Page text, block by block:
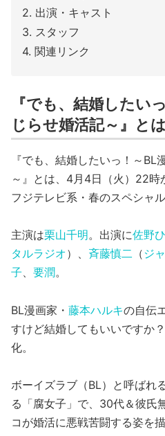
出演・キャスト
スタッフ
関連リンク
『でも、結婚したい
じらせ婚活記～』とは
『でも、結婚したいっ！～BL
～』とは、4月4日（火）22時
フジテレビ系・春のスペシャ
主演は栗山千明。出演に佐野
タルラジオ）、 斉藤慎二 （ ジ
子、 要潤。
BL漫画家・ 藤本ハルキの自伝
すけど結婚してもいいですか
化。
ボーイズラブ（BL）と呼ばれ
る「腐女子」で、30代＆彼氏
コが婚活に悪戦苦闘する姿を描